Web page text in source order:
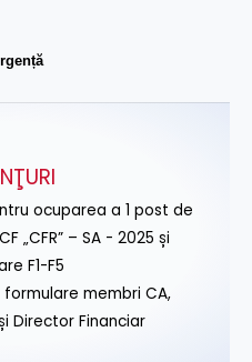
ocuparea a 1 post de
„CFR” – SA - 2025 și
F1-F5
membri CA,
Director Financiar